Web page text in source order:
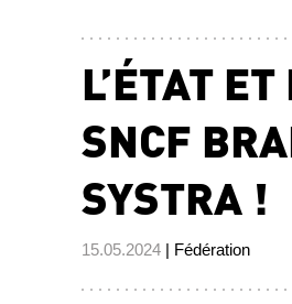
L’ÉTAT
SNCF
SYSTRA !
15.05.2024 | Fédération